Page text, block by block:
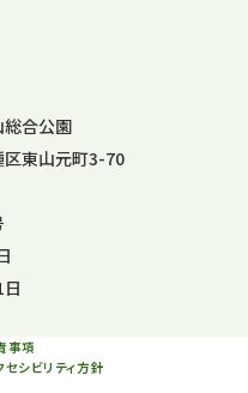
合公園
東山元町3-70
事項
セシビリティ方針